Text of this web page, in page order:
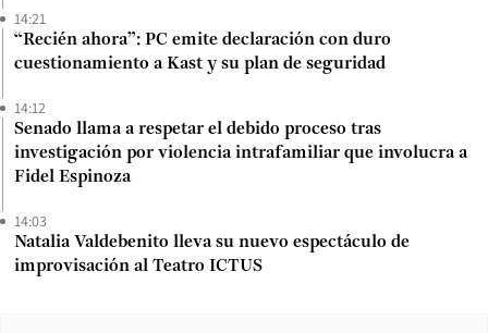
14:21
“Recién ahora”: PC emite declaración con duro
cuestionamiento a Kast y su plan de seguridad
14:12
Senado llama a respetar el debido proceso tras
investigación por violencia intrafamiliar que involucra a
Fidel Espinoza
14:03
Natalia Valdebenito lleva su nuevo espectáculo de
improvisación al Teatro ICTUS